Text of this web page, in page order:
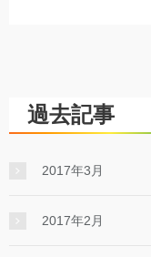
過去記事
2017年3月
2017年2月